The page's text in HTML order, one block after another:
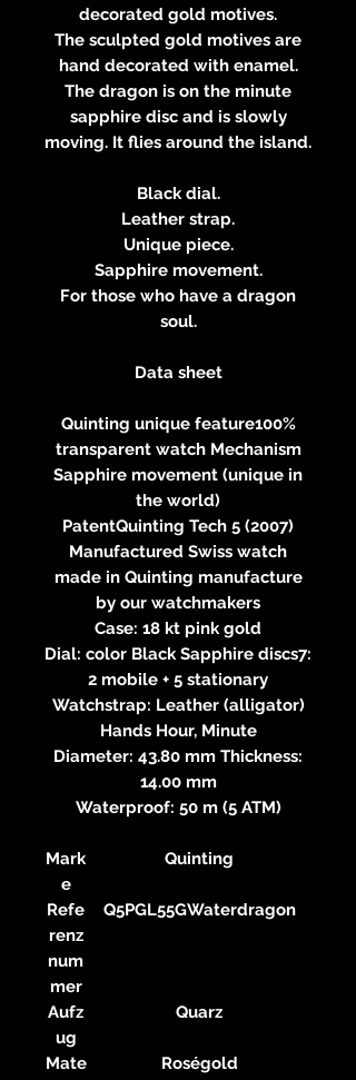
decorated gold motives.
The sculpted gold motives are
hand decorated with enamel.
The dragon is on the minute
sapphire disc and is slowly
moving. It flies around the island.
Black dial.
Leather strap.
Unique piece.
Sapphire movement.
For those who have a dragon
soul.
Data sheet
Quinting unique feature100%
transparent watch Mechanism
Sapphire movement (unique in
the world)
PatentQuinting Tech 5 (2007)
Manufactured Swiss watch
made in Quinting manufacture
by our watchmakers
Case: 18 kt pink gold
Dial: color Black Sapphire discs7:
2 mobile + 5 stationary
Watchstrap: Leather (alligator)
Hands Hour, Minute
Diameter: 43.80 mm Thickness:
14.00 mm
Waterproof: 50 m (5 ATM)
Mark
e
Quinting
Refe
renz
num
mer
Q5PGL55GWaterdragon
Aufz
ug
Quarz
Mate
Roségold